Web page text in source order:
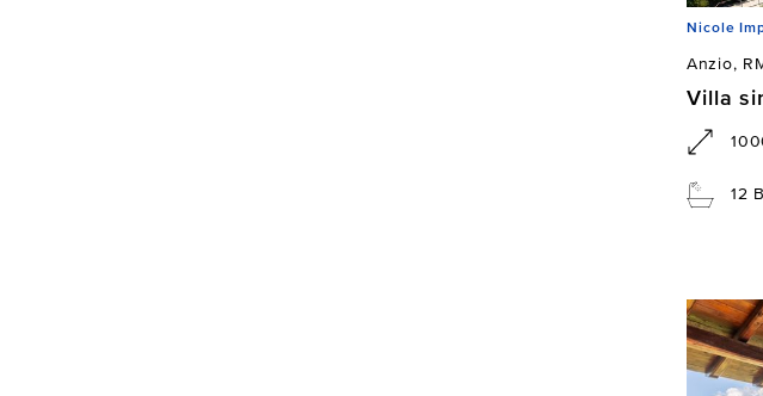
Nicole
Anzio,
Villa
12